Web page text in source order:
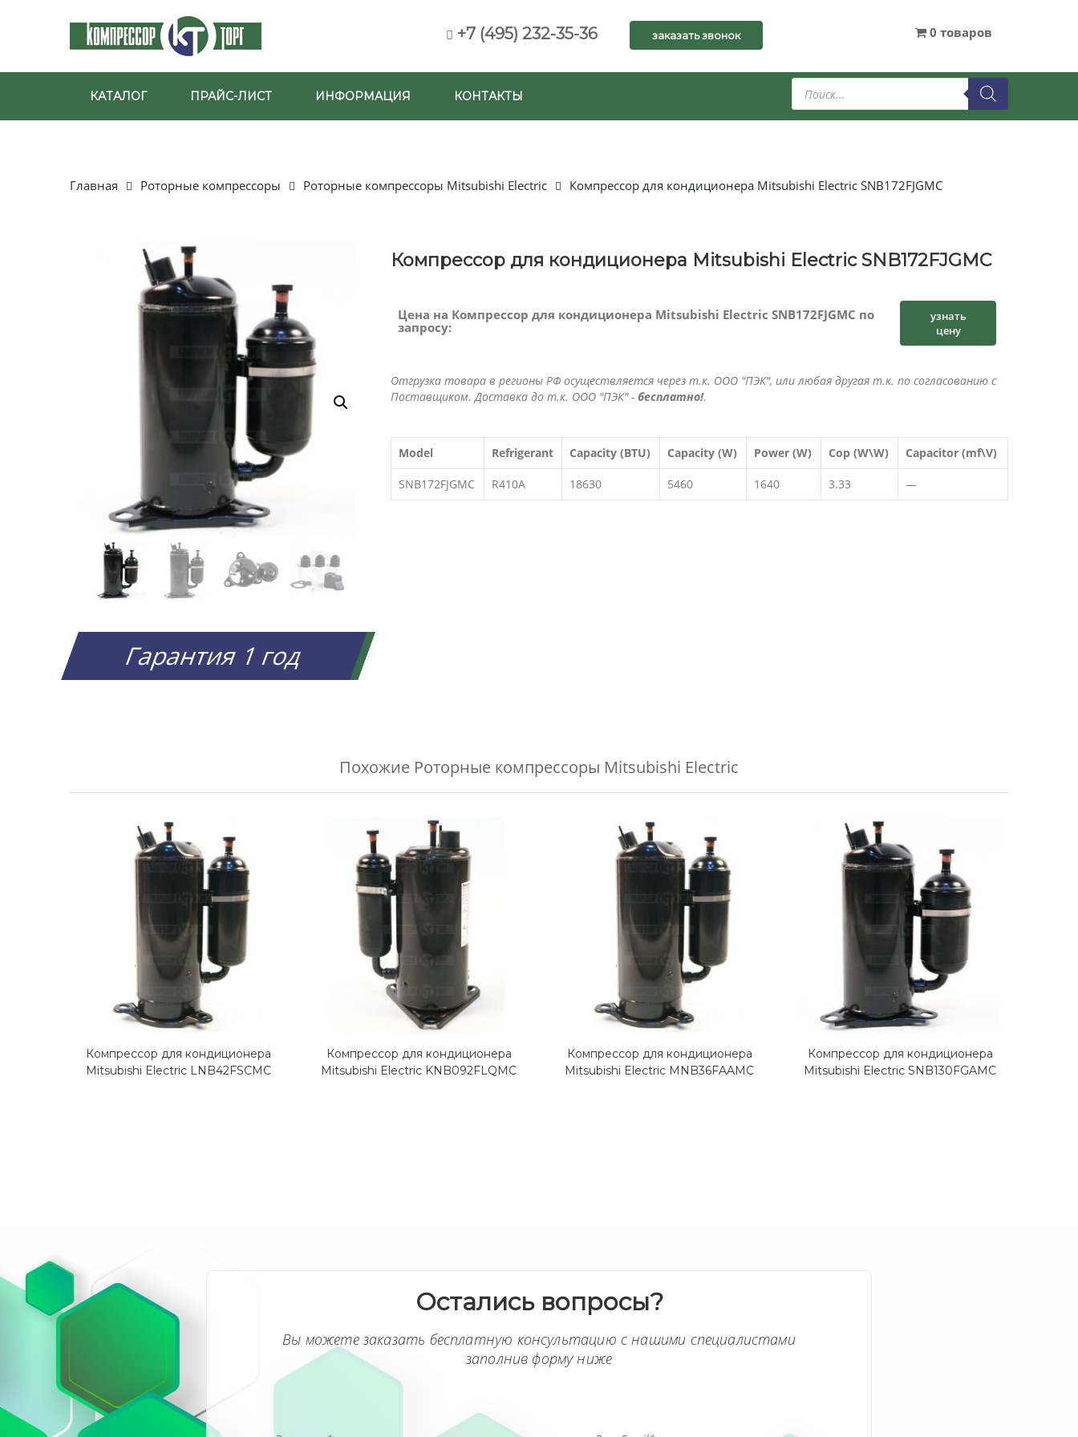
+7 (495) 232-35-36 заказать звонок 0 товаров
КАТАЛОГ ПРАЙС-ЛИСТ ИНФОРМАЦИЯ КОНТАКТЫ
Поиск
товаров
Главная Роторные компрессоры Роторные компрессоры Mitsubishi Electric Компрессор для кондиционера Mitsubishi Electric SNB172FJGMC
Гарантия 1 год
Компрессор для кондиционера Mitsubishi Electric SNB172FJGMC
Цена на Компрессор для кондиционера Mitsubishi Electric SNB172FJGMC по
запросу:
узнать
цену
Отгрузка товара в регионы РФ осуществляется через т.к. ООО "ПЭК", или любая другая т.к. по согласованию с
Поставщиком. Доставка до т.к. ООО "ПЭК" - бесплатно!.
Model Refrigerant Capacity (BTU) Capacity (W) Power (W) Cop (W\W) Capacitor (mf\V)
SNB172FJGMC R410A 18630 5460 1640 3.33 —
Похожие Роторные компрессоры Mitsubishi Electric
Компрессор для кондиционера
Mitsubishi Electric LNB42FSCMC
Компрессор для кондиционера
Mitsubishi Electric KNB092FLQMC
Компрессор для кондиционера
Mitsubishi Electric MNB36FAAMC
Компрессор для кондиционера
Mitsubishi Electric SNB130FGAMC
Остались вопросы?
Вы можете заказать бесплатную консультацию с нашими специалистами
заполнив форму ниже